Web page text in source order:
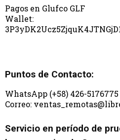
Pagos en Glufco GLF
Wallet:
Puntos de Contacto:
WhatsApp (+58) 426-5176775
Correo:
Servicio en período de